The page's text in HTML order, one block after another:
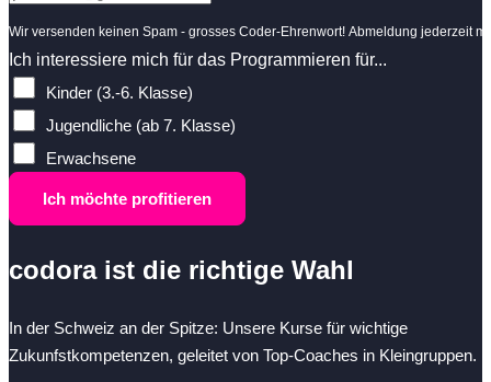
Wir versenden keinen Spam - grosses Coder-Ehrenwort! Abmeldung jederzeit
Ich interessiere mich für das Programmieren für...
Kinder (3.-6. Klasse)
Jugendliche (ab 7. Klasse)
Erwachsene
Ich möchte profitieren
codora ist die richtige Wahl
In der Schweiz an der Spitze: Unsere Kurse für wichtige
Zukunfstkompetenzen, geleitet von Top-Coaches in Kleingruppen.